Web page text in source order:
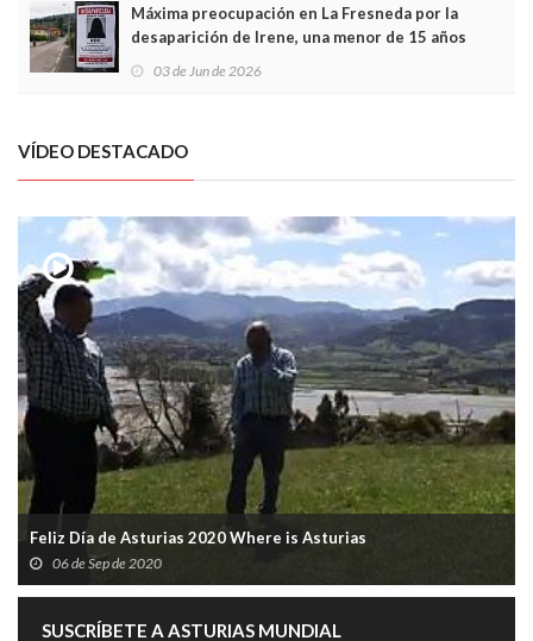
Máxima preocupación en La Fresneda por la
desaparición de Irene, una menor de 15 años
03 de Jun de 2026
VÍDEO DESTACADO
Feliz Día de Asturias 2020 Where is Asturias
06 de Sep de 2020
SUSCRÍBETE A ASTURIAS MUNDIAL